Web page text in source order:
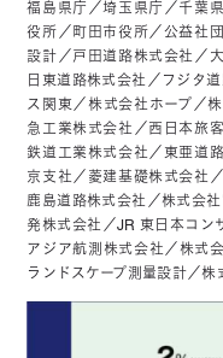
福島県庁／埼玉県庁／千葉
役所／町田市役所／公益社
設計／戸田道路株式会社／
日東道路株式会社／フジタ
ス関東／株式会社ホープ／
急工業株式会社／西日本旅
鉄道工業株式会社／東亜道
京支社／菱建基礎株式会社
鹿島道路株式会社／株式会
発株式会社／JR 東日本コン
アジア航測株式会社／株式
ランドスケープ測量設計／